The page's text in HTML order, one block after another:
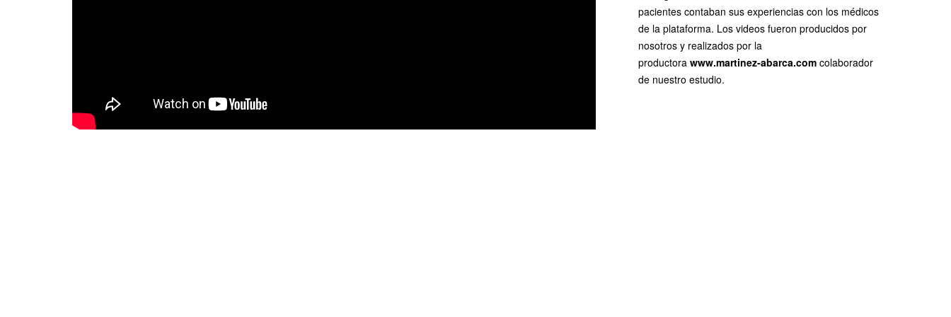
pacientes contaban sus experiencias con los médicos
de la plataforma. Los videos fueron producidos por
nosotros y realizados por la
productora www.martinez-abarca.com colaborador
de nuestro estudio.